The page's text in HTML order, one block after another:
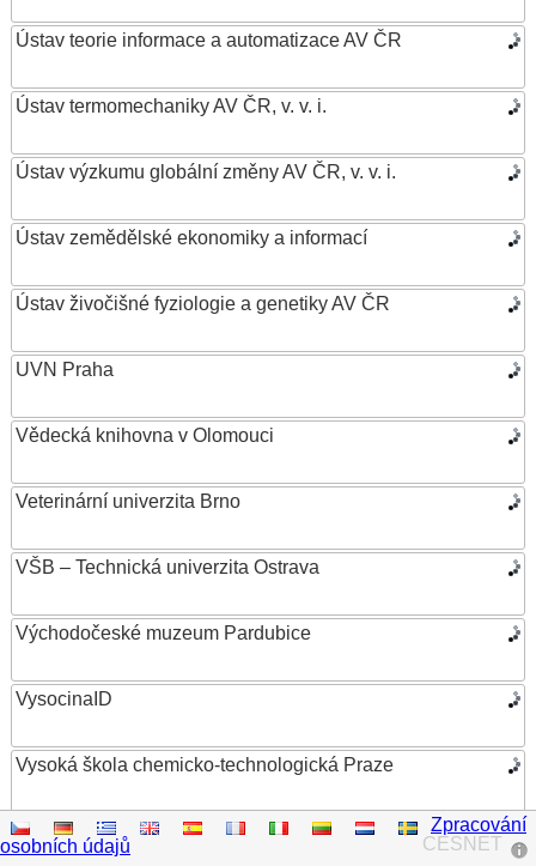
Ústav teorie informace a automatizace AV ČR
Ústav termomechaniky AV ČR, v. v. i.
Ústav výzkumu globální změny AV ČR, v. v. i.
Ústav zemědělské ekonomiky a informací
Ústav živočišné fyziologie a genetiky AV ČR
UVN Praha
Vědecká knihovna v Olomouci
Veterinární univerzita Brno
VŠB – Technická univerzita Ostrava
Východočeské muzeum Pardubice
VysocinaID
Vysoká škola chemicko-technologická Praze
Vysoká škola ekonomická v Praze
CESNET
Zpracování
osobních údajů